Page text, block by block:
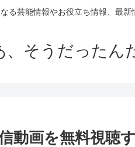
る芸能情報やお役立ち情報、最新
、そうだったん
動画を無料視聴